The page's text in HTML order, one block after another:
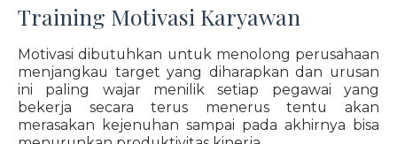
Training Motivasi Karyawan
Motivasi dibutuhkan untuk menolong perusahaan
menjangkau target yang diharapkan dan urusan
ini paling wajar menilik setiap pegawai yang
bekerja secara terus menerus tentu akan
merasakan kejenuhan sampai pada akhirnya bisa